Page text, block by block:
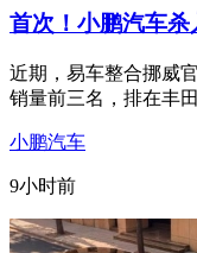
首次！小鹏汽车
近期，易车整合挪威
销量前三名，排在丰
小鹏汽车
9小时前